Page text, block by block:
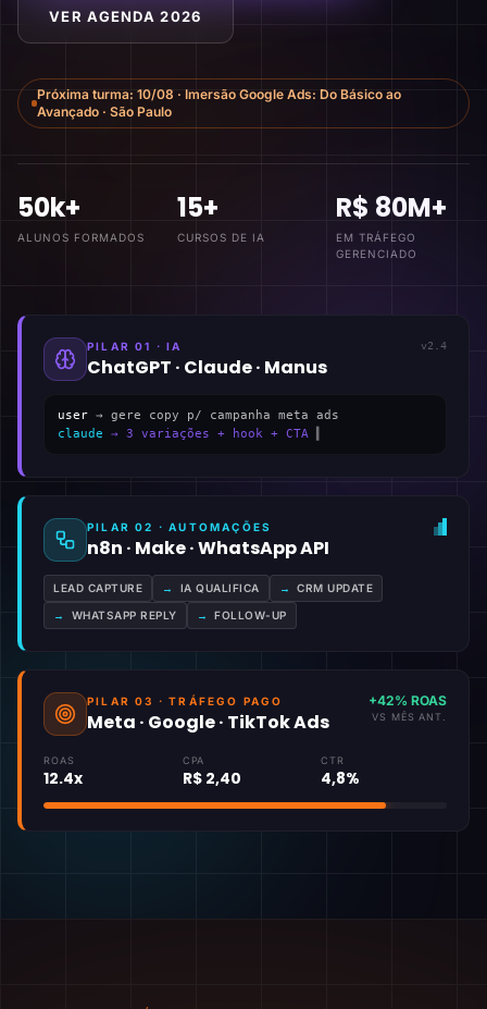
VER AGENDA 2026
Próxima turma: 10/08 · Imersão Google Ads: Do Básico ao
Avançado · São Paulo
50k+
ALUNOS FORMADOS
15+
CURSOS DE IA
R$ 80M+
EM TRÁFEGO
GERENCIADO
PILAR 01 · IA
ChatGPT · Claude · Manus
v2.4
user → gere copy p/ campanha meta ads
claude → 3 variações + hook + CTA
PILAR 02 · AUTOMAÇÕES
n8n · Make · WhatsApp API
LEAD CAPTURE → IA QUALIFICA → CRM UPDATE
→ WHATSAPP REPLY → FOLLOW-UP
PILAR 03 · TRÁFEGO PAGO
Meta · Google · TikTok Ads
+42% ROAS
VS MÊS ANT.
ROAS
12.4x
CPA
R$ 2,40
CTR
4,8%